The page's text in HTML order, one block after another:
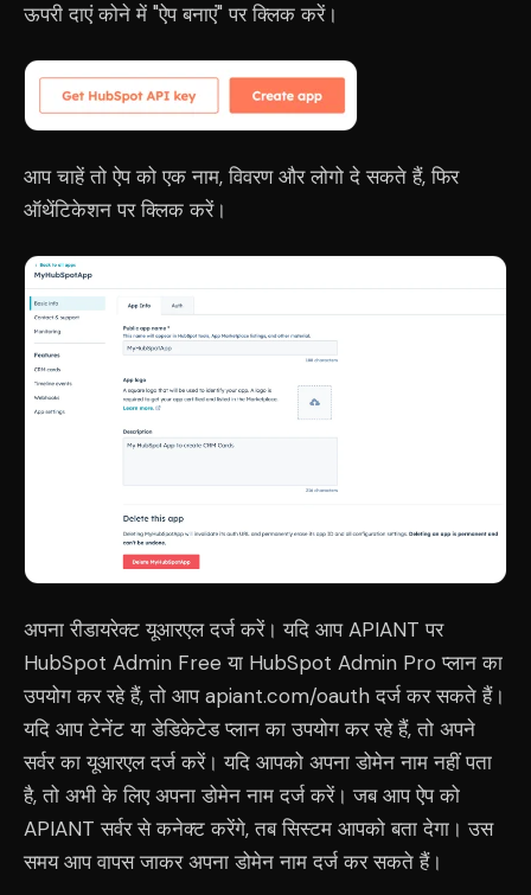
ऊपरी दाएं कोने में "ऐप बनाएं" पर क्लिक करें।
आप चाहें तो ऐप को एक नाम, विवरण और लोगो दे सकते हैं, फिर
ऑथेंटिकेशन पर क्लिक करें।
अपना रीडायरेक्ट यूआरएल दर्ज करें। यदि आप APIANT पर
HubSpot Admin Free या HubSpot Admin Pro प्लान का
उपयोग कर रहे हैं, तो आप apiant.com/oauth दर्ज कर सकते हैं।
यदि आप टेनेंट या डेडिकेटेड प्लान का उपयोग कर रहे हैं, तो अपने
सर्वर का यूआरएल दर्ज करें। यदि आपको अपना डोमेन नाम नहीं पता
है, तो अभी के लिए अपना डोमेन नाम दर्ज करें। जब आप ऐप को
APIANT सर्वर से कनेक्ट करेंगे, तब सिस्टम आपको बता देगा। उस
समय आप वापस जाकर अपना डोमेन नाम दर्ज कर सकते हैं।